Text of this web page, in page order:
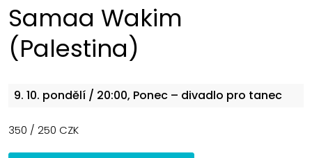
Samaa Wakim
(Palestina)
9. 10. pondělí / 20:00, Ponec – divadlo pro tanec
350 / 250 CZK